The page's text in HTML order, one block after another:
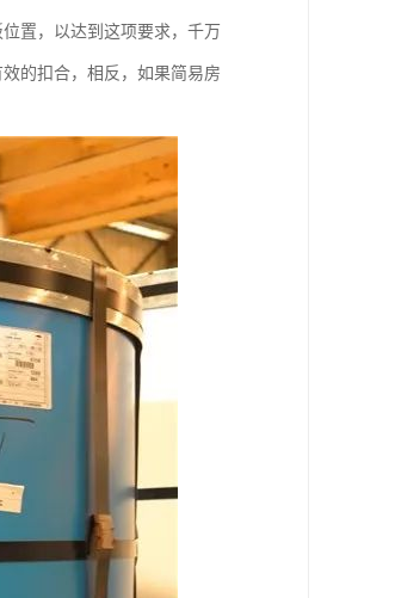
置，以达到这项要求，千万
的扣合，相反，如果简易房